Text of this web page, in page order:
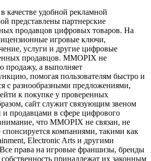
качестве удобной рекламной
представлены партнерские
продавцов цифровых товаров. На
игровые ключи,
услуги и другие цифровые
продавцов. MMOPIX не
продажу, а выполняет
помогая пользователям быстро и
с разнообразными предложениями,
к покупке у проверенных
сайт служит связующим звеном
продавцами в сфере цифрового
что MMOPIX не связан, не
компаниями, такими как
Electronic Arts и другими
права на игровые франшизы, бренды
принадлежат их законным